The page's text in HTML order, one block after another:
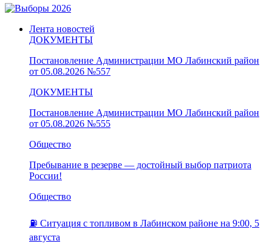
Лента новостей
ДОКУМЕНТЫ
Постановление Администрации МО Лабинский район
от 05.08.2026 №557
ДОКУМЕНТЫ
Постановление Администрации МО Лабинский район
от 05.08.2026 №555
Общество
Пребывание в резерве — достойный выбор патриота
России!
Общество
⛽️ Ситуация с топливом в Лабинском районе на 9:00, 5
августа